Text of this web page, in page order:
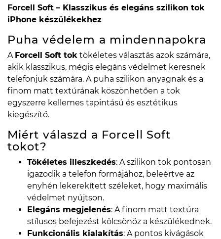
Forcell Soft – Klasszikus és elegáns szilikon tok
iPhone készülékekhez
Puha védelem a mindennapokra
A Forcell Soft tok tökéletes választás azok számára,
akik klasszikus, mégis elegáns védelmet keresnek
telefonjuk számára. A puha szilikon anyagnak és a
finom matt textúrának köszönhetően a tok
egyszerre kellemes tapintású és esztétikus
kiegészítő.
Miért válaszd a Forcell Soft
tokot?
Tökéletes illeszkedés: A szilikon tok pontosan
igazodik a telefon formájához, beleértve az
enyhén lekerekített széleket, hogy maximális
védelmet nyújtson.
Elegáns megjelenés: A finom matt textúra
stílusos befejezést kölcsönöz a készülékednek.
Funkcionális kialakítás: A pontos kivágások